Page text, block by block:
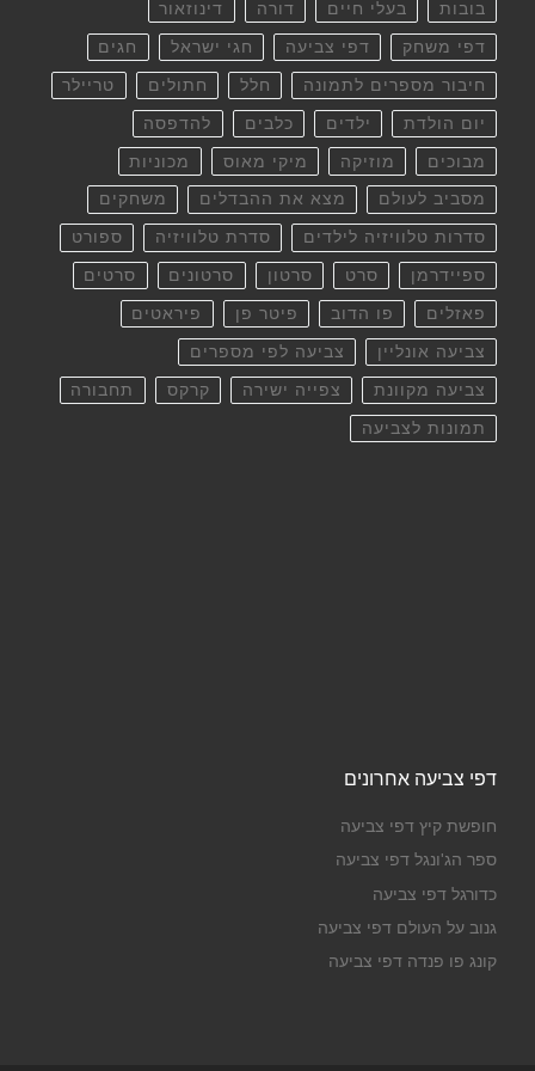
בובות בעלי חיים דורה דינוזאור
דפי משחק דפי צביעה חגי ישראל חגים
חיבור מספרים לתמונה חלל חתולים טריילר
יום הולדת ילדים כלבים להדפסה
מבוכים מוזיקה מיקי מאוס מכוניות
מסביב לעולם מצא את ההבדלים משחקים
סדרות טלוויזיה לילדים סדרת טלוויזיה ספורט
ספיידרמן סרט סרטון סרטונים סרטים
פאזלים פו הדוב פיטר פן פיראטים
צביעה אונליין צביעה לפי מספרים
צביעה מקוונת צפייה ישירה קרקס תחבורה
תמונות לצביעה
דפי צביעה אחרונים
חופשת קיץ דפי צביעה
ספר הג'ונגל דפי צביעה
כדורגל דפי צביעה
גנוב על העולם דפי צביעה
קונג פו פנדה דפי צביעה